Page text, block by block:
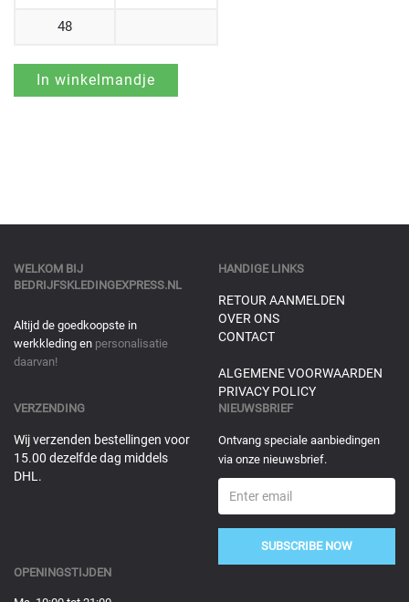
48
WELKOM BIJ
BEDRIJFSKLEDINGEXPRESS.NL
Altijd de goedkoopste in
werkkleding en personalisatie
daarvan!
HANDIGE LINKS
RETOUR AANMELDEN
OVER ONS
CONTACT
ALGEMENE VOORWAARDEN
PRIVACY POLICY
VERZENDING
Wij verzenden bestellingen voor
15.00 dezelfde dag middels
DHL.
NIEUWSBRIEF
Ontvang speciale aanbiedingen
via onze nieuwsbrief.
SUBSCRIBE NOW
OPENINGSTIJDEN